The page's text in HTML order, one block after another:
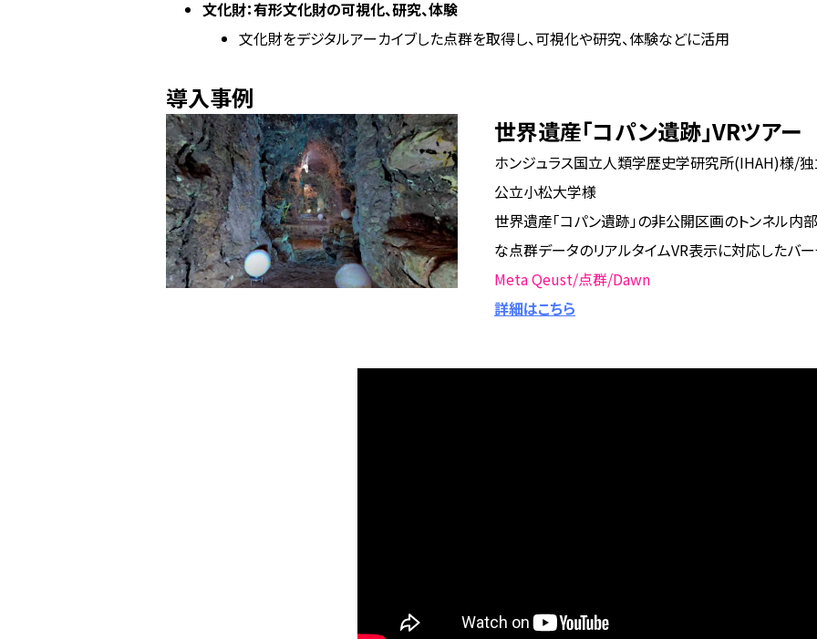
文化財：有形文化財の可視化、研究、体験
文化財をデジタルアーカイブした点群を取得し、可視化や研究、体験などに活用
導入事例
世界遺産「コパン遺跡」VRツアー
ホンジュラス国立人類学歴史学研究所(IHAH)様/
公立小松大学様
世界遺産「コパン遺跡」の非公開区画のトンネル
な点群データのリアルタイムVR表示に対応したバー
Meta Qeust/点群/Dawn
詳細はこちら